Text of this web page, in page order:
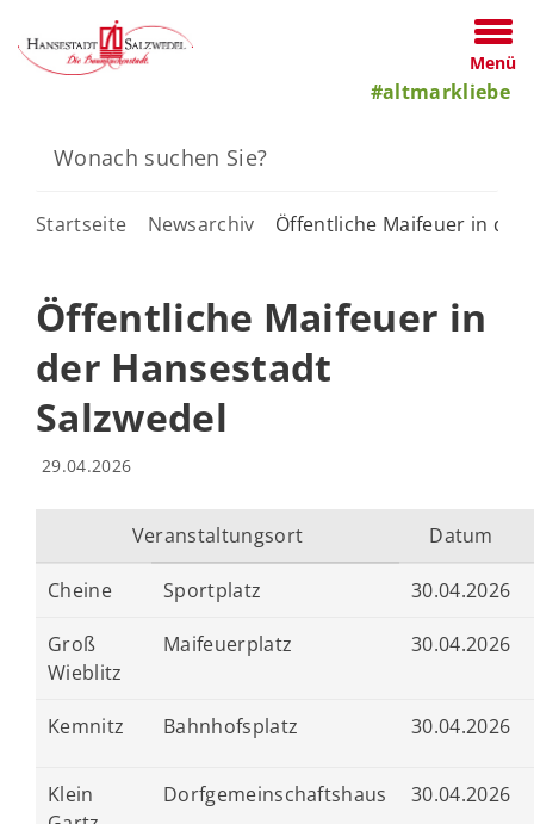
Menü
#altmarkliebe
Startseite Newsarchiv Öffentliche Maifeuer in der
Öffentliche Maifeuer in
der Hansestadt
Salzwedel
29.04.2026
Veranstaltungsort Datum
Cheine Sportplatz 30.04.2026
Groß
Wieblitz
Maifeuerplatz 30.04.2026
Kemnitz Bahnhofsplatz 30.04.2026
Klein
Dorfgemeinschaftshaus 30.04.2026